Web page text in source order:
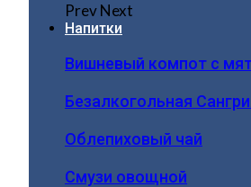
PrevNext
Напитки
Вишневый компот с
Безалкогольная
Облепиховый чай
Смузи овощной